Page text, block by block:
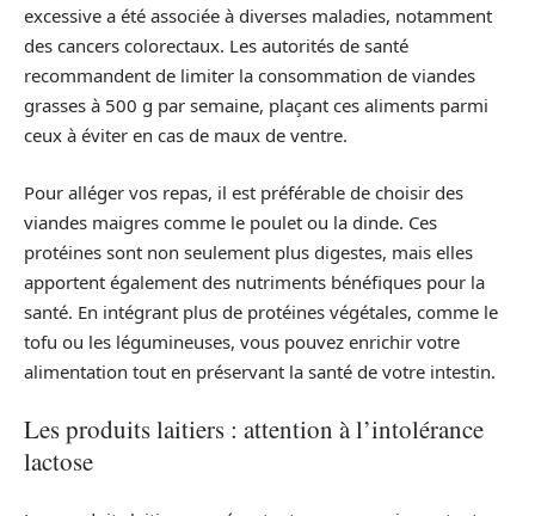
excessive a été associée à diverses maladies, notamment
des cancers colorectaux. Les autorités de santé
recommandent de limiter la consommation de viandes
grasses à 500 g par semaine, plaçant ces aliments parmi
ceux à éviter en cas de maux de ventre.
Pour alléger vos repas, il est préférable de choisir des
viandes maigres comme le poulet ou la dinde. Ces
protéines sont non seulement plus digestes, mais elles
apportent également des nutriments bénéfiques pour la
santé. En intégrant plus de protéines végétales, comme le
tofu ou les légumineuses, vous pouvez enrichir votre
alimentation tout en préservant la santé de votre intestin.
Les produits laitiers : attention à l’intolérance
lactose